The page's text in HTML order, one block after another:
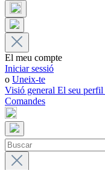
El meu compte
Iniciar sessió
o Uneix-te
Visió general El seu perfil
Comandes